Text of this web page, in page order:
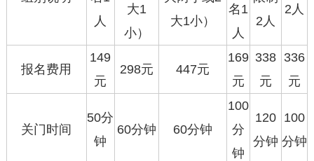
人
大1
小）
大1小）
名1
人
2人
2人
报名费用
149
元
298元 447元
169
元
338
元
336
元
关门时间
50分
钟
60分钟 60分钟
100
分
钟
120
分钟
100
分钟